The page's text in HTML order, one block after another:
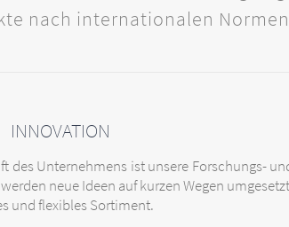
nach internationalen
INNOVATION
des Unternehmens ist unsere Forschungs-
neue Ideen auf kurzen Wegen
und flexibles Sortiment.